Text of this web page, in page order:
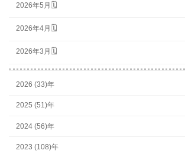
2026年5月🗓
2026年4月🗓
2026年3月🗓
2026 (33)年
2025 (51)年
2024 (56)年
2023 (108)年